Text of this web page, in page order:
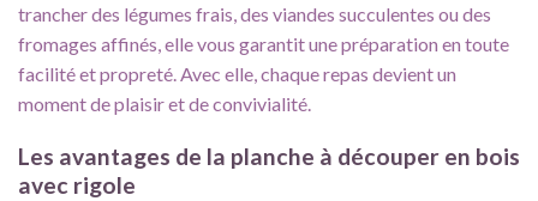
trancher des légumes frais, des viandes succulentes ou des
fromages affinés, elle vous garantit une préparation en toute
facilité et propreté. Avec elle, chaque repas devient un
moment de plaisir et de convivialité.
Les avantages de la planche à découper en bois
avec rigole